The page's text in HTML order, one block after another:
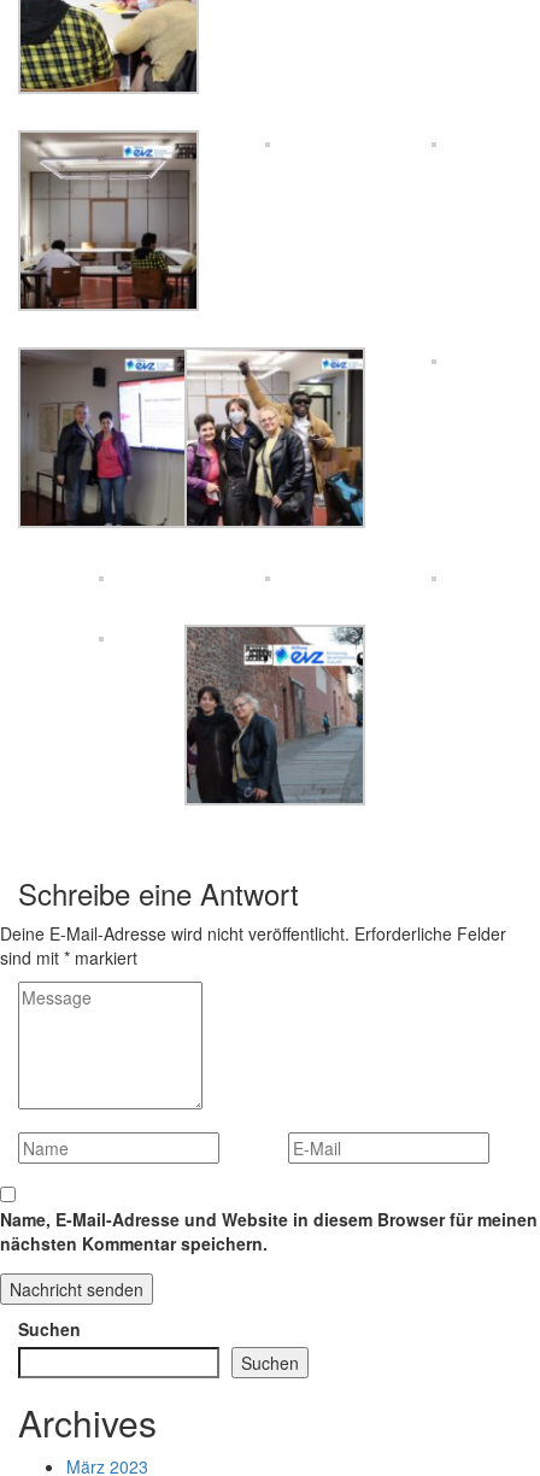
Schreibe eine Antwort
Deine E-Mail-Adresse wird nicht veröffentlicht. Erforderliche Felder
sind mit * markiert
Name, E-Mail-Adresse und Website in diesem Browser für meinen
nächsten Kommentar speichern.
Suchen
Suchen
Archives
März 2023